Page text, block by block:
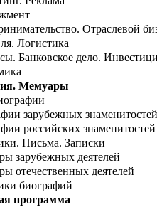
Отраслевой
Логистика
Банковское дело.
Мемуары
зарубежных знаменитостей
российских знаменитостей
Письма. Записки
зарубежных деятелей
отечественных деятелей
биографий
программа